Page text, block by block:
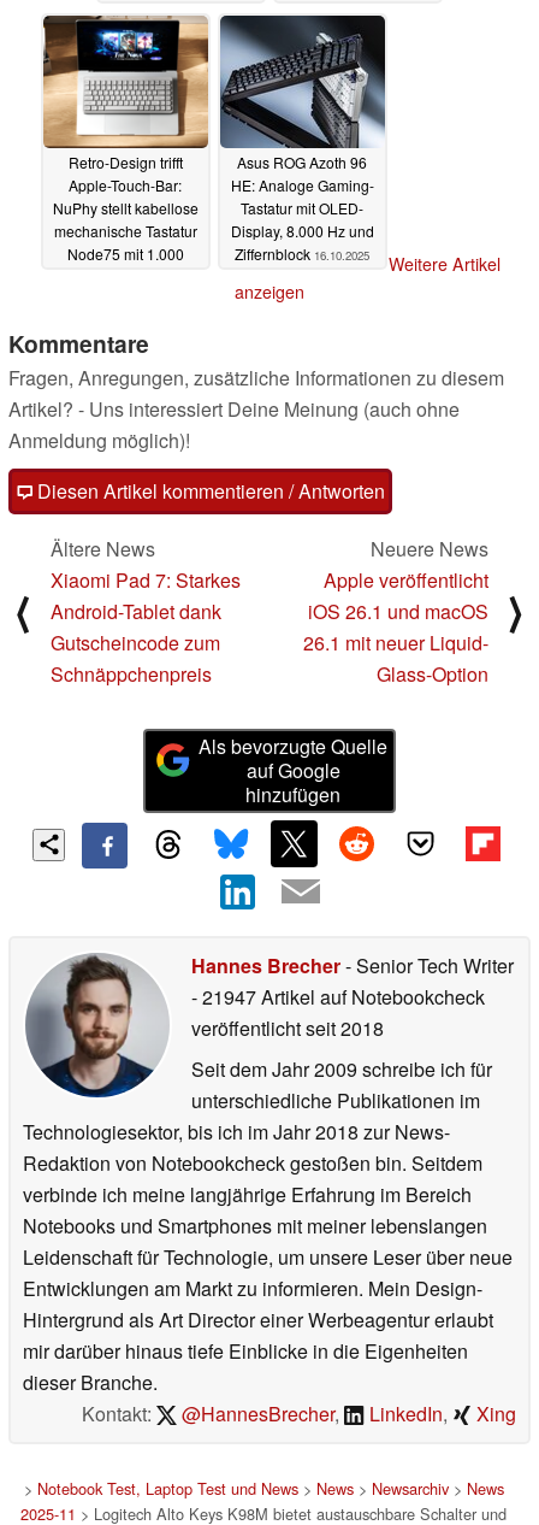
26.10.2025
Retro-Design trifft
Apple-Touch-Bar:
NuPhy stellt kabellose
mechanische Tastatur
Node75 mit 1.000
Asus ROG Azoth 96
HE: Analoge Gaming-
Tastatur mit OLED-
Display, 8.000 Hz und
Ziffernblock 16.10.2025
Weitere Artikel
anzeigen
Kommentare
Fragen, Anregungen, zusätzliche Informationen zu diesem
Artikel? - Uns interessiert Deine Meinung (auch ohne
Anmeldung möglich)!
Diesen Artikel kommentieren / Antworten
⟨
Ältere News
Xiaomi Pad 7: Starkes
Android-Tablet dank
Gutscheincode zum
Schnäppchenpreis
Neuere News
Apple veröffentlicht
iOS 26.1 und macOS
26.1 mit neuer Liquid-
Glass-Option
⟩
Als bevorzugte Quelle
auf Google
hinzufügen
Hannes Brecher- Senior Tech Writer
- 21947 Artikel auf Notebookcheck
veröffentlichtseit 2018
Seit dem Jahr 2009 schreibe ich für
unterschiedliche Publikationen im
Technologiesektor, bis ich im Jahr 2018 zur News-
Redaktion von Notebookcheck gestoßen bin. Seitdem
verbinde ich meine langjährige Erfahrung im Bereich
Notebooks und Smartphones mit meiner lebenslangen
Leidenschaft für Technologie, um unsere Leser über neue
Entwicklungen am Markt zu informieren. Mein Design-
Hintergrund als Art Director einer Werbeagentur erlaubt
mir darüber hinaus tiefe Einblicke in die Eigenheiten
dieser Branche.
Kontakt:
@HannesBrecher, LinkedIn, Xing
> Notebook Test, Laptop Test und News> News> Newsarchiv> News
2025-11 > Logitech Alto Keys K98M bietet austauschbare Schalter und